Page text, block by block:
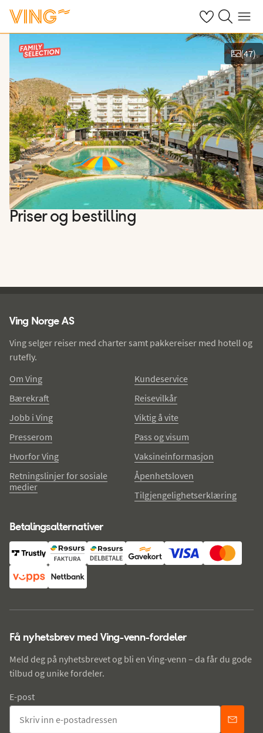
Se dine sparte
Søk påMeny
Se bilder og film
(47)
Priser og bestilling
Ving Norge AS
Ving selger reiser med charter samt pakkereiser med hotell og
rutefly.
Om Ving
Bærekraft
Jobb i Ving
Presserom
Hvorfor Ving
Retningslinjer for sosiale
medier
Kundeservice
Reisevilkår
Viktig å vite
Pass og visum
Vaksineinformasjon
Åpenhetsloven
Tilgjengelighetserklæring
Betalingsalternativer
Få nyhetsbrev med Ving-venn-fordeler
Meld deg på nyhetsbrevet og bli en Ving-venn – da får du gode
tilbud og unike fordeler.
E-post